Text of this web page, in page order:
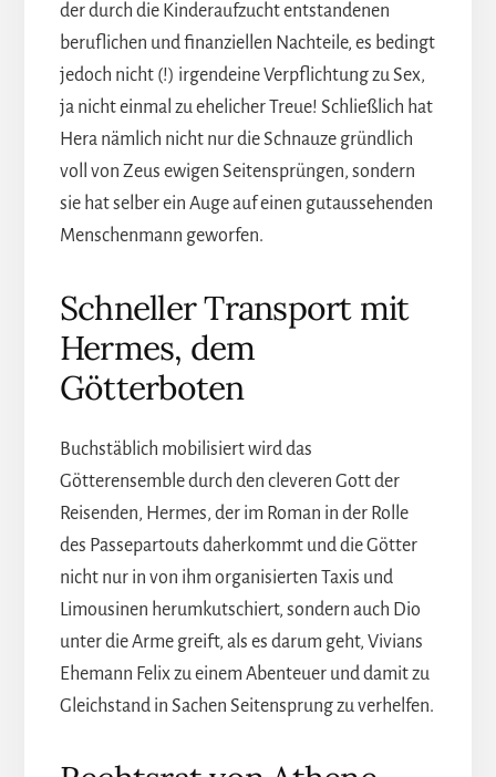
der durch die Kinderaufzucht entstandenen
beruflichen und finanziellen Nachteile, es bedingt
jedoch nicht (!) irgendeine Verpflichtung zu Sex,
ja nicht einmal zu ehelicher Treue! Schließlich hat
Hera nämlich nicht nur die Schnauze gründlich
voll von Zeus ewigen Seitensprüngen, sondern
sie hat selber ein Auge auf einen gutaussehenden
Menschenmann geworfen.
Schneller Transport mit
Hermes, dem
Götterboten
Buchstäblich mobilisiert wird das
Götterensemble durch den cleveren Gott der
Reisenden, Hermes, der im Roman in der Rolle
des Passepartouts daherkommt und die Götter
nicht nur in von ihm organisierten Taxis und
Limousinen herumkutschiert, sondern auch Dio
unter die Arme greift, als es darum geht, Vivians
Ehemann Felix zu einem Abenteuer und damit zu
Gleichstand in Sachen Seitensprung zu verhelfen.